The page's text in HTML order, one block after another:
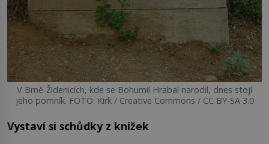
V Brně-Židenicích, kde se Bohumil Hrabal narodil, dnes stojí
jeho pomník. FOTO: Kirk / Creative Commons / CC BY-SA 3.0
Vystaví si schůdky z knížek